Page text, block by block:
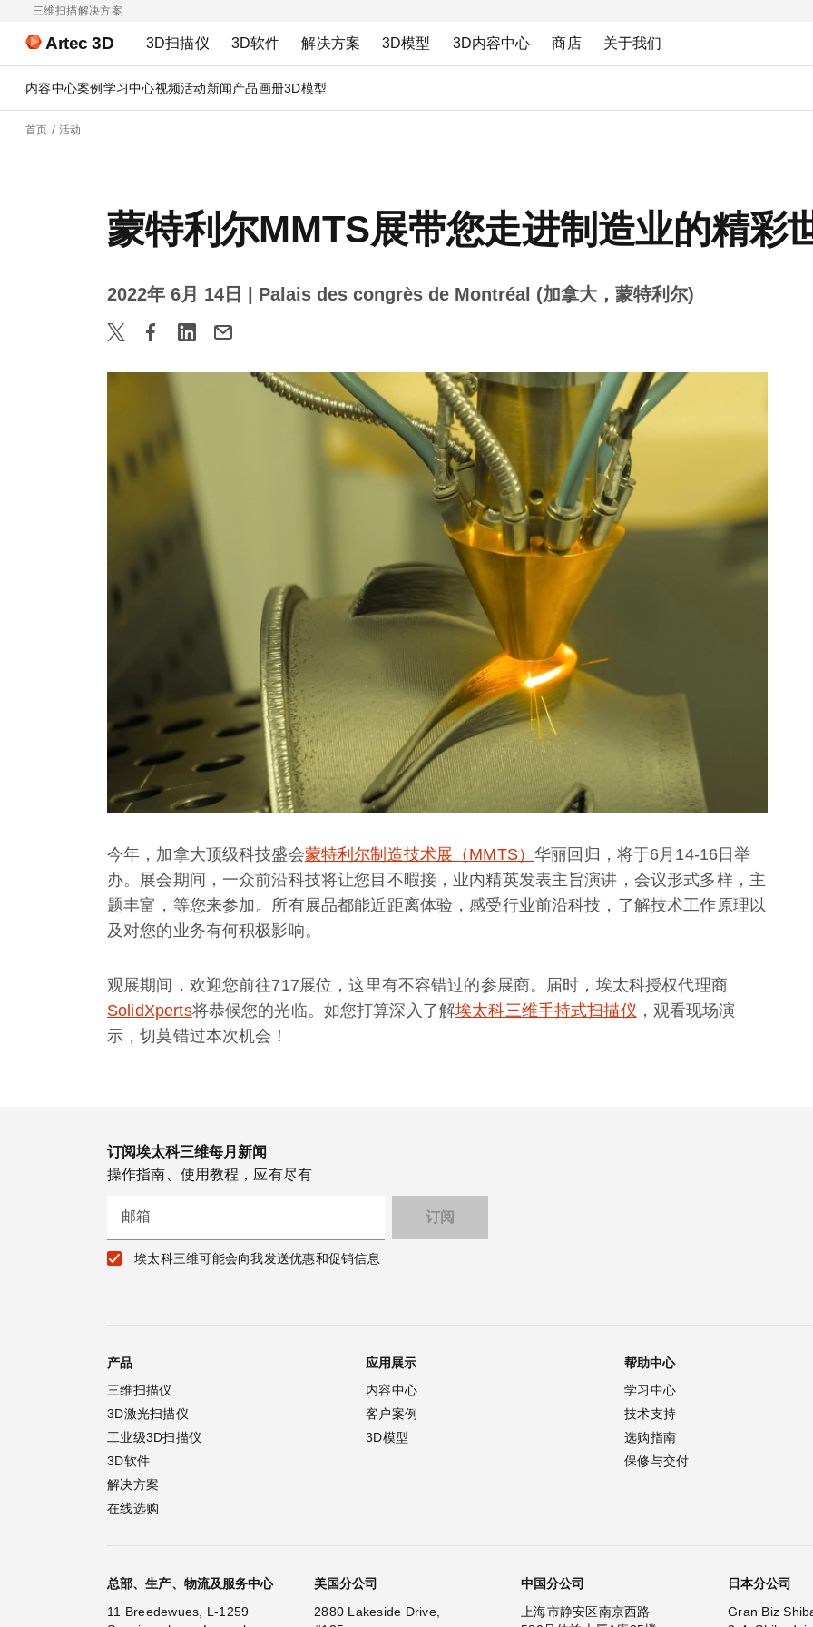
三维扫描解决方案
Artec 3D 3D扫描仪 3D软件 解决方案 3D模型 3D内容中心 商店 关于我们
内容中心案例 学习中心视频活动新闻产品画册3D模型
首页 活动
蒙特利尔MMTS展带您走进制造业的精彩
2022年 6月 14日 | Palais des congrès de Montréal (加拿大，蒙特利尔)
今年，加拿大顶级科技盛会蒙特利尔制造技术展（MMTS）华丽回归，将于6月14-16日举
办。展会期间，一众前沿科技将让您目不暇接，业内精英发表主旨演讲，会议形式多样，主
题丰富，等您来参加。所有展品都能近距离体验，感受行业前沿科技，了解技术工作原理以
及对您的业务有何积极影响。
观展期间，欢迎您前往717展位，这里有不容错过的参展商。届时，埃太科授权代理商
SolidXperts将恭候您的光临。如您打算深入了解埃太科三维手持式扫描仪 ，观看现场演
示，切莫错过本次机会！
订阅埃太科三维每月新闻
操作指南、使用教程，应有尽有
邮箱
埃太科三维可能会向我发送优惠和促销信息
产品
三维扫描仪
3D激光扫描仪
工业级3D扫描仪
3D软件
解决方案
在线选购
应用展示
内容中心
客户案例
3D模型
帮助中心
学习中心
技术支持
选购指南
保修与交付
总部、生产、物流及服务中心
11 Breedewues, L-1259
美国分公司
2880 Lakeside Drive,
中国分公司
上海市静安区南京西路
日本分公司
Gran Biz